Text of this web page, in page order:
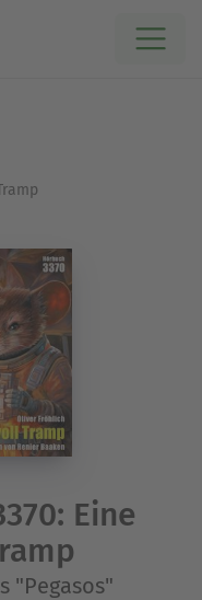
Eine
"Pegasos"